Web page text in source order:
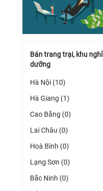
Bán trang trại, khu nghỉ
dưỡng
Hà Nội (10)
Hà Giang (1)
Cao Bằng (0)
Lai Châu (0)
Hoà Bình (0)
Lạng Sơn (0)
Bắc Ninh (0)